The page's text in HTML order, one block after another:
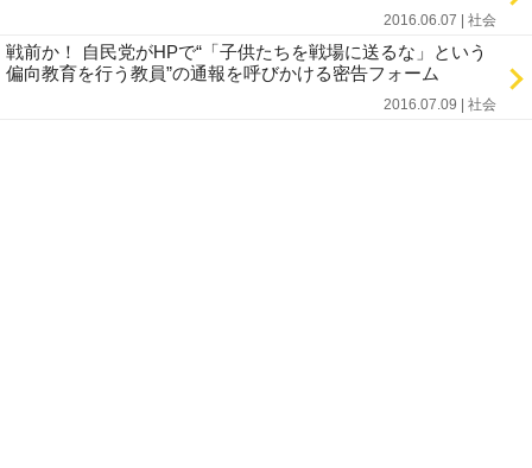
2016.06.07 | 社会
戦前か！ 自民党がHPで“「子供たちを戦場に送るな」という
偏向教育を行う教員”の通報を呼びかける密告フォーム
2016.07.09 | 社会